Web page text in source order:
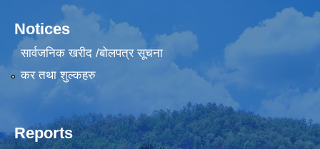
Notices
सार्वजनिक खरीद /बोलपत्र सूचना
कर तथा शुल्कहरु
Reports